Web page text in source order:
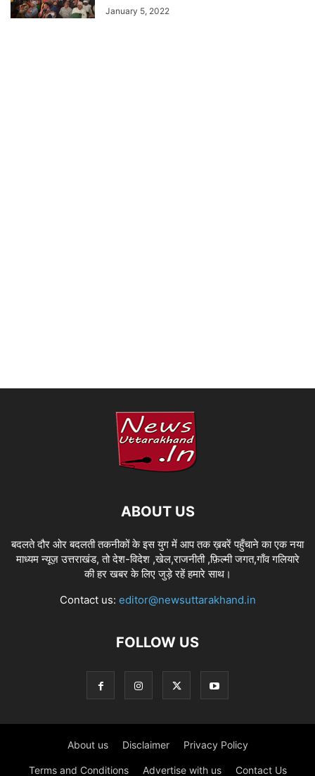
January 5, 2022
ABOUT US
बदलते दौर ओर बदलती तकनीकों के इस युग में आप तक ख़बरें पहुँचाने का एक नया
माध्यम न्यूज़ उत्तराखंड, तो देश-विदेश ,खेल,राजनीती ,फ़िल्मी जगत,गाँव गलियारे
की हर खबर के लिए जुड़े रहें हमारे साथ।
Contact us: editor@newsuttarakhand.in
FOLLOW US
About us Disclaimer Privacy Policy
Terms and Conditions Advertise with us Contact Us